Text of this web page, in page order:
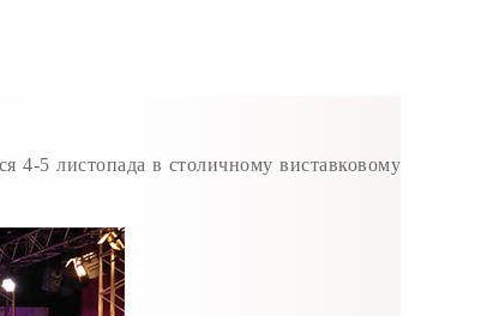
ОБРУЧКИКАБЛУЧКИ
4-5 листопада в столичному виставковому